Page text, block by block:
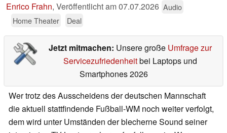
Enrico Frahn, Veröffentlicht am07.07.2026 Audio
Home Theater
Deal
Jetzt mitmachen: Unsere große Umfrage zur
Servicezufriedenheitbei Laptops und
Smartphones 2026
Wer trotz des Ausscheidens der deutschen Mannschaft
die aktuell stattfindende Fußball-WM noch weiter verfolgt,
dem wird unter Umständen der blecherne Sound seiner